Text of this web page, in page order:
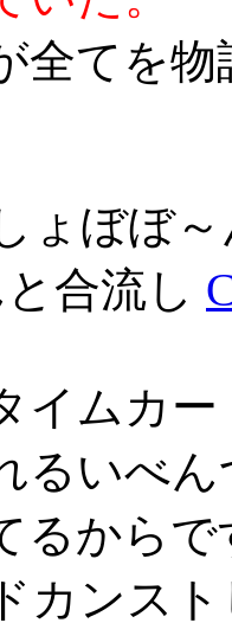
全てを
ょぼぼ
合流し
イムカ
るいべ
るから
カンス